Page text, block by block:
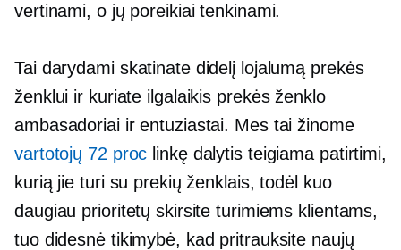
vertinami, o jų poreikiai tenkinami.
Tai darydami skatinate didelį lojalumą prekės
ženklui ir kuriate ilgalaikis prekės ženklo
ambasadoriai ir entuziastai. Mes tai žinome
vartotojų 72 proc linkę dalytis teigiama patirtimi,
kurią jie turi su prekių ženklais, todėl kuo
daugiau prioritetų skirsite turimiems klientams,
tuo didesnė tikimybė, kad pritrauksite naujų